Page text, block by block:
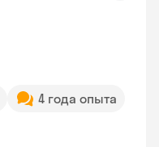
4 года опыта